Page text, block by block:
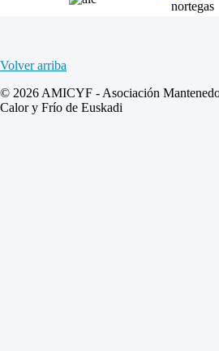
Volver arriba
© 2026 AMICYF - Asociación
Calor y Frío de Euskadi